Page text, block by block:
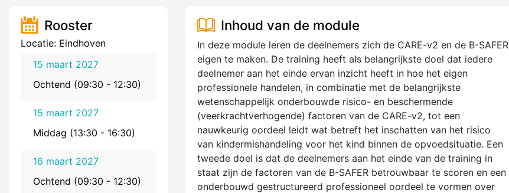
Rooster
Locatie: Eindhoven
15 maart 2027
Ochtend (09:30 - 12:30)
15 maart 2027
Middag (13:30 - 16:30)
16 maart 2027
Ochtend (09:30 - 12:30)
Inhoud van de module
In deze module leren de deelnemers zich de CARE-v2 en de B-SAFER
eigen te maken. De training heeft als belangrijkste doel dat iedere
deelnemer aan het einde ervan inzicht heeft in hoe het eigen
professionele handelen, in combinatie met de belangrijkste
wetenschappelijk onderbouwde risico- en beschermende
(veerkrachtverhogende) factoren van de CARE-v2, tot een
nauwkeurig oordeel leidt wat betreft het inschatten van het risico
van kindermishandeling voor het kind binnen de opvoedsituatie. Een
tweede doel is dat de deelnemers aan het einde van de training in
staat zijn de factoren van de B-SAFER betrouwbaar te scoren en een
onderbouwd gestructureerd professioneel oordeel te vormen over